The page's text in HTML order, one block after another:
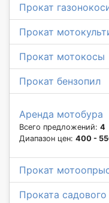
Прокат
Прокат
Прокат мотокосы
Прокат бензопил
Аренда мотобура
Всего предложений: 4
Диапазон цен: 400 -
Прокат
Проката садового